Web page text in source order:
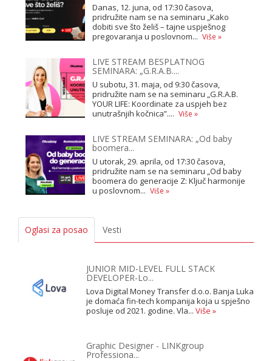
Danas, 12. juna, od 17:30 časova,
pridružite nam se na seminaru „Kako
dobiti sve što želiš – tajne uspješnog
pregovaranja u poslovnom... Više »
LIVE STREAM BESPLATNOG
SEMINARA: „G.R.A.B....
U subotu, 31. maja, od 9:30 časova,
pridružite nam se na seminaru „G.R.A.B.
YOUR LIFE: Koordinate za uspjeh bez
unutrašnjih kočnica”.... Više »
LIVE STREAM SEMINARA: „Od baby
boomera...
U utorak, 29. aprila, od 17:30 časova,
pridružite nam se na seminaru „Od baby
boomera do generacije Z: Ključ harmonije
u poslovnom... Više »
Oglasi za posao Vesti
JUNIOR MID-LEVEL FULL STACK
DEVELOPER-Lo...
Lova Digital Money Transfer d.o.o. Banja Luka
je domaća fin-tech kompanija koja u spješno
posluje od 2021. godine. Vla... Više »
Graphic Designer - LINKgroup
Professiona...